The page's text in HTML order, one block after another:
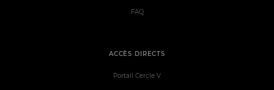
ACCÈS DIRECTS
Portail Cercle V
FAQ